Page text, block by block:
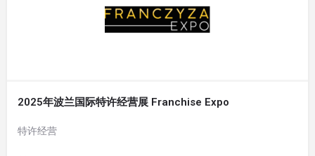
2025年波兰国际特许经营展 Franchise Expo
特许经营